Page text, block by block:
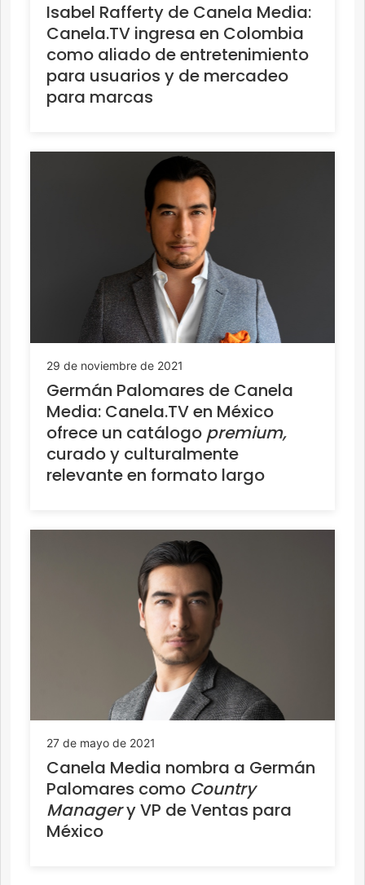
Isabel Rafferty de Canela Media:
Canela.TV ingresa en Colombia
como aliado de entretenimiento
para usuarios y de mercadeo
para marcas
29 de noviembre de 2021
Germán Palomares de Canela
Media: Canela.TV en México
ofrece un catálogo premium,
curado y culturalmente
relevante en formato largo
27 de mayo de 2021
Canela Media nombra a Germán
Palomares como Country
Managery VP de Ventas para
México